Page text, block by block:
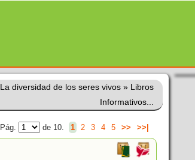
La diversidad de los seres vivos » Libros
Informativos...
Pág. de 10. 1 2 3 4 5 >> >>|